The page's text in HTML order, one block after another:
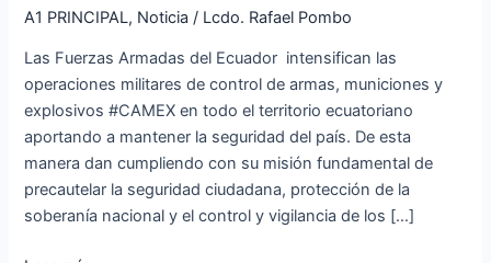
A1 PRINCIPAL, Noticia / Lcdo. Rafael Pombo
Las Fuerzas Armadas del Ecuador intensifican las
operaciones militares de control de armas, municiones y
explosivos #CAMEX en todo el territorio ecuatoriano
aportando a mantener la seguridad del país. De esta
manera dan cumpliendo con su misión fundamental de
precautelar la seguridad ciudadana, protección de la
soberanía nacional y el control y vigilancia de los […]
y
CAMEX